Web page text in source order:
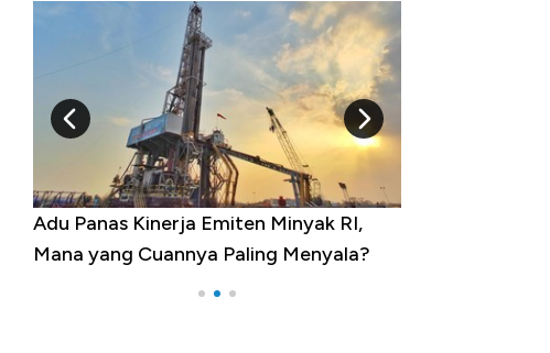
Adu Panas Kinerja Emiten Minyak RI,
Mana yang Cuannya Paling Menyala?